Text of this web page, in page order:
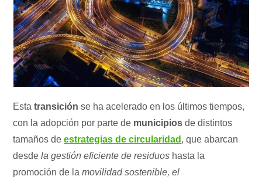
Estatransición se ha acelerado en los últimos tiempos,
con la adopción por parte de municipios de distintos
tamaños de estrategias de circularidad , que abarcan
desdela gestión eficiente de residuos hasta la
promoción de lamovilidad sostenible, el